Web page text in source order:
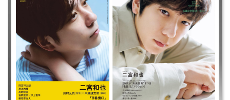
PERFECT ANSWER ｜GANTZ ｜流星の絆 ｜硫黄島からの手紙